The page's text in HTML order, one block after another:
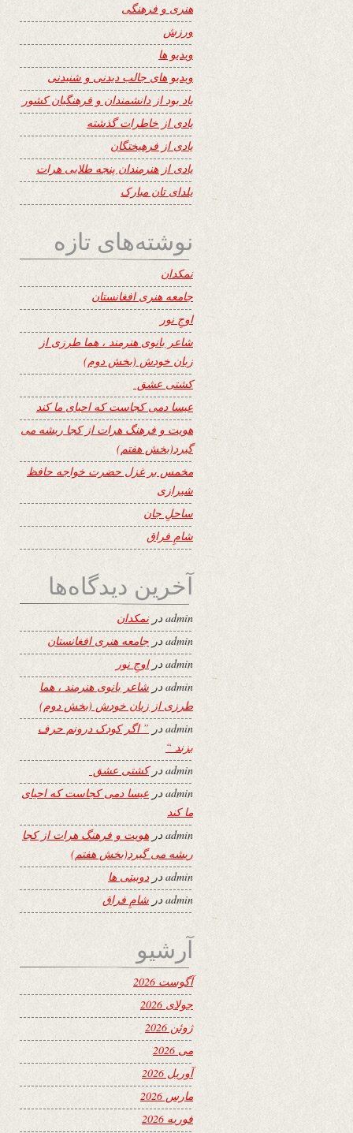
هنری و فرهنگی
ورزش
ویدیو ها
ویدیو های جالب دیدنی و شنیدنی
یاد بود از دانشمندان و فرهنگیان کشور
یادی از خاطرات گذشته
یادی از فرهیختگان
یادی از هنرمندان پنجه طلایی هرات
یلدای تان مبارک
نوشته‌های تازه
نمکدان
جامعه هنری افغانستان
اوجِ نور
شاعر بانوی هنرمند ، هما طرزی از
زبان خودش (بخش دوم)
کشتی عشق
عیسا دمی کجاست که احیای ما کند
هویت و فرهنگ هرات از کجا ریشه می
گیرد(بخش هفتم)
مخمس بر غزل حضرت خواجه حافظ
شیرازی
ساحلِ جان
شامِ فراق
آخرین دیدگاه‌ها
adminدرنمکدان
adminدر جامعه هنری افغانستان
adminدراوجِ نور
adminدر شاعر بانوی هنرمند ، هما
طرزی از زبان خودش (بخش دوم)
adminدر ” اگر کودک درونم حرف
بزند “
adminدرکشتی عشق
adminدر عیسا دمی کجاست که احیای
ما کند
adminدر هویت و فرهنگ هرات از کجا
ریشه می گیرد(بخش هفتم)
adminدردوبیتی ها
admin در شامِ فراق
آرشیو
آگوست 2026
جولای 2026
ژوئن 2026
می 2026
آوریل 2026
مارس 2026
فوریه 2026